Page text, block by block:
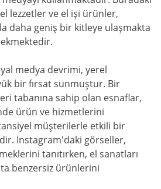
lezzetler ve el işi ürünler,
daha geniş bir kitleye ulaşmakta
medya devrimi, yerel
bir fırsat sunmuştur. Bir
tabanına sahip olan esnaflar,
ürün ve hizmetlerini
müşterilerle etkili bir
Instagram'daki görseller,
tanıtırken, el sanatları
benzersiz ürünlerini